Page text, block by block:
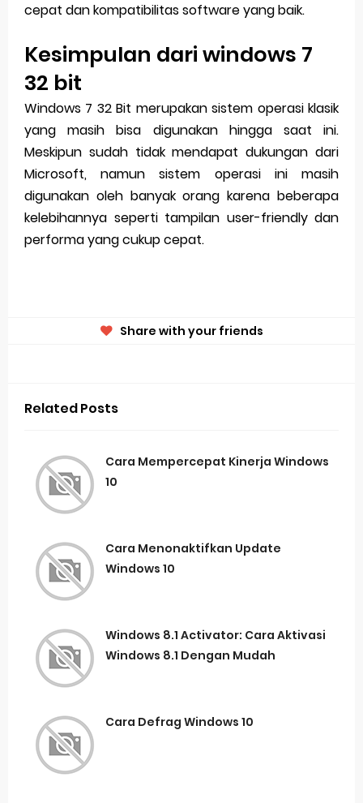
cepat dan kompatibilitas software yang baik.
Kesimpulan dari windows 7
32 bit
Windows 7 32 Bit merupakan sistem operasi klasik
yang masih bisa digunakan hingga saat ini.
Meskipun sudah tidak mendapat dukungan dari
Microsoft, namun sistem operasi ini masih
digunakan oleh banyak orang karena beberapa
kelebihannya seperti tampilan user-friendly dan
performa yang cukup cepat.
Share with your friends
Related Posts
Cara Mempercepat Kinerja Windows
10
Cara Menonaktifkan Update
Windows 10
Windows 8.1 Activator: Cara Aktivasi
Windows 8.1 Dengan Mudah
Cara Defrag Windows 10